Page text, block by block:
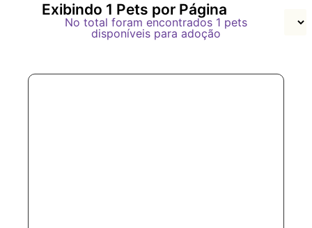
Exibindo 1 Pets por Página
No total foram encontrados 1 pets
disponíveis para adoção